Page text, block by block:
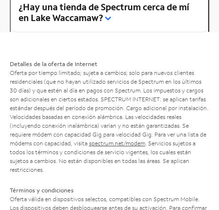
¿Hay una tienda de Spectrum cerca de mí
en Lake Waccamaw?
Detalles de la oferta de Internet
Oferta por tiempo limitado; sujeta a cambios; solo para nuevos clientes
residenciales (que no hayan utilizado servicios de Spectrum en los últimos
30 días) y que estén al día en pagos con Spectrum. Los impuestos y cargos
son adicionales en ciertos estados. SPECTRUM INTERNET: se aplican tarifas
estándar después del período de promoción. Cargo adicional por instalación.
Velocidades basadas en conexión alámbrica. Las velocidades reales
(incluyendo conexión inalámbrica) varían y no están garantizadas. Se
requiere módem con capacidad Gig para velocidad Gig. Para ver una lista de
módems con capacidad, visita spectrum.net/modem . Servicios sujetos a
todos los términos y condiciones de servicio vigentes, los cuales están
sujetos a cambios. No están disponibles en todas las áreas. Se aplican
restricciones.
Términos y condiciones
Oferta válida en dispositivos selectos, compatibles con Spectrum Mobile.
Los dispositivos deben desbloquearse antes de su activación. Para confirmar